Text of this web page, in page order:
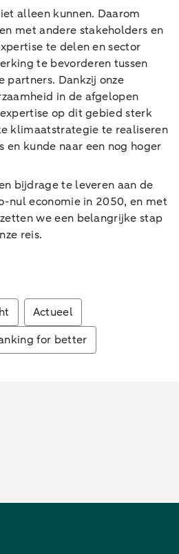
alleen kunnen. Daarom
met andere stakeholders en
te delen en sector
te bevorderen tussen
partners. Dankzij onze
in de afgelopen
op dit gebied sterk
klimaatstrategie te realiseren
en kunde naar een nog hoger
bijdrage te leveren aan de
nul economie in 2050, en met
we een belangrijke stap
reis.
Actueel
for better